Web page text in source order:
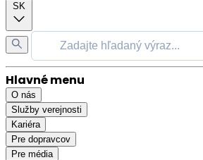
SK
Hlavné menu
O nás
Služby verejnosti
Kariéra
Pre dopravcov
Pre média